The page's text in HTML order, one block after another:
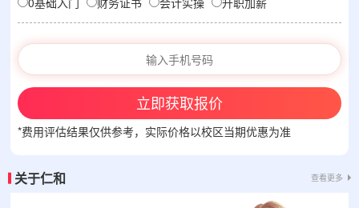
立即获取报价
*费用评估结果仅供参考，实际价格以校区当期优惠为准
关于仁和 查看更多